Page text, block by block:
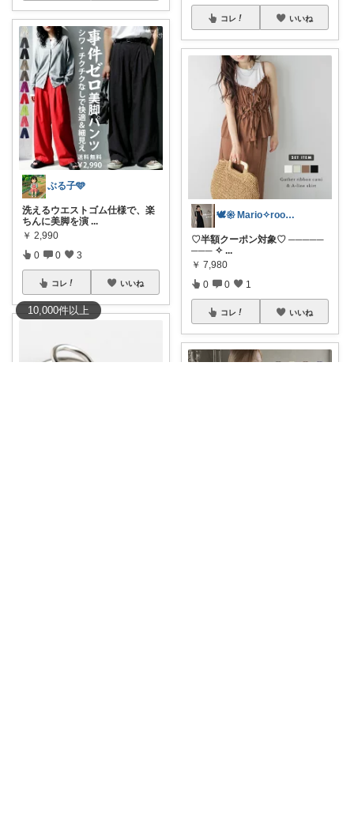
10,000件以上
ぶる子🩵
洗えるウエストゴム仕様で、楽
ちんに美脚を演 ...
￥ 2,990
0 0 3
コレ いいね
コレ いいね
🕊𑁍 Mario✧room 𑁍🕊
♡半額クーポン対象♡ ─────
─── ✧ ...
￥ 7,980
0 0 1
コレ いいね